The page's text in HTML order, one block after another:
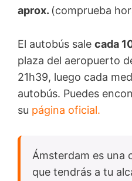
aprox. (comprueba
El autobús sale cada
plaza del aeropuerto
21h39, luego cada
autobús. Puedes
su página oficial.
Ámsterdam es una
que tendrás a tu